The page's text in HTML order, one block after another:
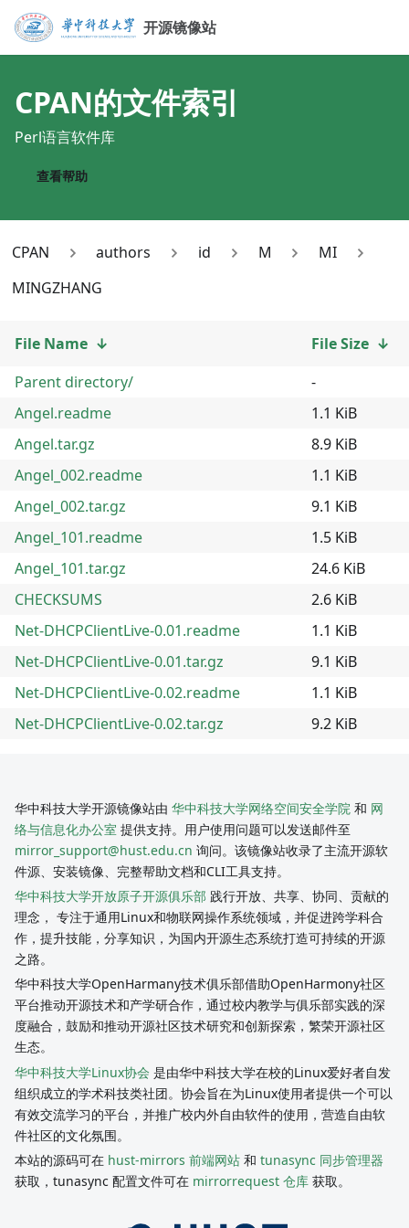
开源镜像站
CPAN的文件索引
Perl语言软件库
查看帮助
CPAN authors id M
MI
MINGZHANG
File Name ↓ File Size ↓
Parent directory/
-
Angel.readme
1.1 KiB
Angel.tar.gz
8.9 KiB
Angel_002.readme
1.1 KiB
Angel_002.tar.gz
9.1 KiB
Angel_101.readme
1.5 KiB
Angel_101.tar.gz
24.6 KiB
CHECKSUMS
2.6 KiB
Net-DHCPClientLive-0.01.readme
1.1 KiB
Net-DHCPClientLive-0.01.tar.gz
9.1 KiB
Net-DHCPClientLive-0.02.readme
1.1 KiB
Net-DHCPClientLive-0.02.tar.gz
9.2 KiB
华中科技大学开源镜像站由 华中科技大学网络空间安全学院 和 网
络与信息化办公室 提供支持。用户使用问题可以发送邮件至
mirror_support@hust.edu.cn 询问。该镜像站收录了主流开源软
件源、安装镜像、完整帮助文档和CLI工具支持。
华中科技大学开放原子开源俱乐部 践行开放、共享、协同、贡献的
理念， 专注于通用Linux和物联网操作系统领域，并促进跨学科合
作，提升技能，分享知识，为国内开源生态系统打造可持续的开源
之路。
华中科技大学OpenHarmany技术俱乐部借助OpenHarmony社区
平台推动开源技术和产学研合作，通过校内教学与俱乐部实践的深
度融合，鼓励和推动开源社区技术研究和创新探索，繁荣开源社区
生态。
华中科技大学Linux协会 是由华中科技大学在校的Linux爱好者自发
组织成立的学术科技类社团。协会旨在为Linux使用者提供一个可以
有效交流学习的平台，并推广校内外自由软件的使用，营造自由软
件社区的文化氛围。
本站的源码可在 hust-mirrors 前端网站 和 tunasync 同步管理器
获取，tunasync 配置文件可在 mirrorrequest 仓库 获取。